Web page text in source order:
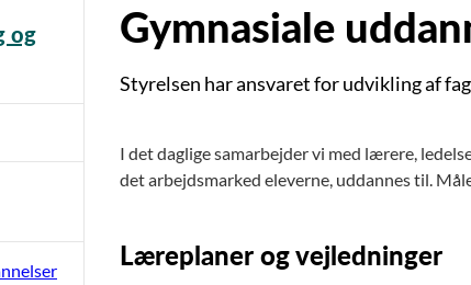
og
Gymnasiale
Styrelsen har ansvaret for udvikling af
I det daglige samarbejder vi med lærere,
det arbejdsmarked eleverne, uddannes til.
Læreplaner og vejledninger